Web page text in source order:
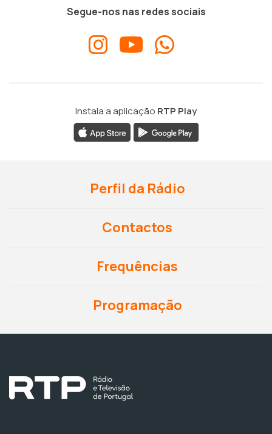
Segue-nos nas redes sociais
Instala a aplicação RTP Play
Perfil da Rádio
Contactos
Frequências
Programação